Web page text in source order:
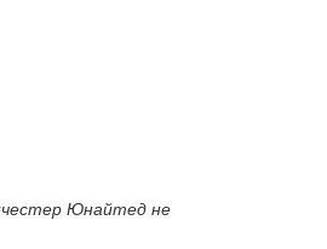
Юнайтед не